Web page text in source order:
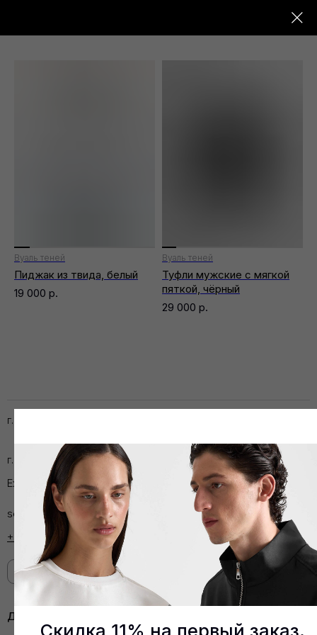
Вуаль теней
Пиджак из твида, белый
19 000 р.
Вуаль теней
Туфли мужские с мягкой
пяткой, чёрный
29 000 р.
Скидка 11% на первый заказ.
+7 (909) 000-96-56
service@marem.store
Документы
Ежедневно, 11:00 — 22:00
г. Екатеринбург, ул. Сакко и Ванцетти, д. 99
г. Москва, Столешников пер, д. 11
Перейти в Telegram-канал